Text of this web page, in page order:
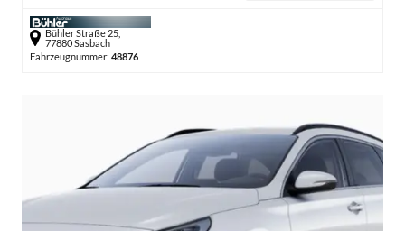
Bühler Straße 25,
77880 Sasbach
Fahrzeugnummer: 48876